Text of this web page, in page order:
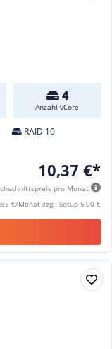
4
Anzahl vCore
RAID 10
10,37 €*
pro Monat
€/Monat zzgl. Setup 5,00 €